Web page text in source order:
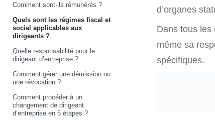
Comment sont-ils rémunérés ?
Quels sont les régimes fiscal et
social applicables aux
dirigeants ?
Quelle responsabilité pour le
dirigeant d’entreprise ?
Comment gérer une démission ou
une révocation ?
Comment procéder à un
changement de dirigeant
d’entreprise en 5 étapes ?
d’organes
Dans tous les
même sa
spécifiques.